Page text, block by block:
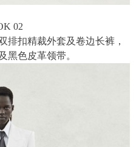
02
排扣精裁外套及卷边长裤，
黑色皮革领带。